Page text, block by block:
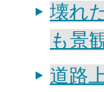
壊れ
も景
道路